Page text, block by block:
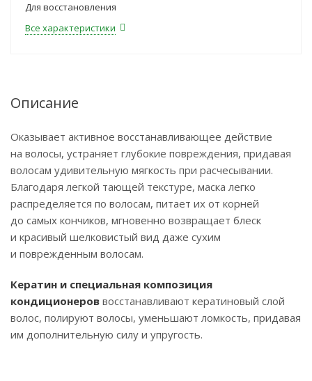
Для восстановления
Все характеристики
Описание
Оказывает активное восстанавливающее действие
на волосы, устраняет глубокие повреждения, придавая
волосам удивительную мягкость при расчесывании.
Благодаря легкой тающей текстуре, маска легко
распределяется по волосам, питает их от корней
до самых кончиков, мгновенно возвращает блеск
и красивый шелковистый вид даже сухим
и поврежденным волосам.
Кератин и специальная композиция
кондиционеров восстанавливают кератиновый слой
волос, полируют волосы, уменьшают ломкость, придавая
им дополнительную силу и упругость.